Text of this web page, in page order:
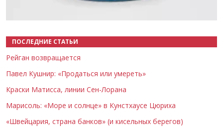
ПОСЛЕДНИЕ СТАТЬИ
Рейган возвращается
Павел Кушнир: «Продаться или умереть»
Краски Матисса, линии Сен-Лорана
Марисоль: «Море и солнце» в Кунстхаусе Цюриха
«Швейцария, страна банков» (и кисельных берегов)